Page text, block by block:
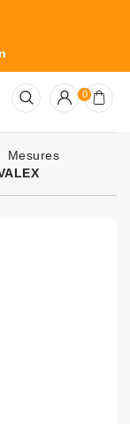
0
Mesures